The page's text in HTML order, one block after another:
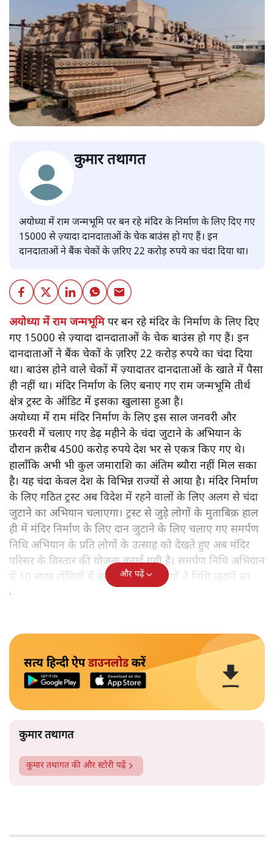
कुमार तथागत
अयोध्या में राम जन्मभूमि पर बन रहे मंदिर के निर्माण के लिए दिए गए
15000 से ज़्यादा दानदाताओं के चेक बाउंस हो गए हैं। इन
दानदाताओं ने बैंक चेकों के ज़रिए 22 करोड़ रुपये का चंदा दिया था।
अयोध्या में राम जन्मभूमिपर बन रहे मंदिर के निर्माण के लिए दिए
गए 15000 से ज़्यादा दानदाताओं के चेक बाउंस हो गए हैं। इन
दानदाताओं ने बैंक चेकों के ज़रिए 22 करोड़ रुपये का चंदा दिया
था। बाउंस होने वाले चेकों में ज़्यादातर दानदाताओं के खाते में पैसा
ही नहीं था। मंदिर निर्माण के लिए बनाए गए राम जन्मभूमि तीर्थ
क्षेत्र ट्रस्ट के ऑडिट में इसका खुलासा हुआ है।
अयोध्या में राम मंदिर निर्माण के लिए इस साल जनवरी और
फ़रवरी में चलाए गए डेढ़ महीने के चंदा जुटाने के अभियान के
दौरान क़रीब 4500 करोड़ रुपये देश भर से एकत्र किए गए थे।
हालाँकि अभी भी कुल जमाराशि का अंतिम ब्यौरा नहीं मिल सका
है। यह चंदा केवल देश के विभिन्न राज्यों से आया है। मंदिर निर्माण
के लिए गठित ट्रस्ट अब विदेश में रहने वालों के लिए अलग से चंदा
जुटाने का अभियान चलाएगा। ट्रस्ट से जुड़े लोगों के मुताबिक़ हाल
ही में मंदिर निर्माण के लिए दान जुटाने के लिए चलाए गए समर्पण
निधि अभियान के प्रति लोगों के उत्साह को देखते हुए अब मंदिर
परिसर के विस्तार की योजना बनाई गयी है। समर्पण निधि अभियान
में 10 लाख टोलियों में क़रीब 40 लाख लोगों ने निधि जुटाने का
काम किया।
और पढ़ें
सत्य हिन्दी ऐपडाउनलोडकरें
कुमार तथागत
कुमार तथागत की और स्टोरी पढ़ें